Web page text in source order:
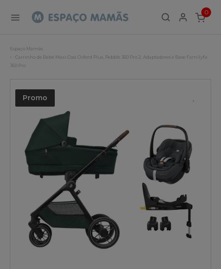
0
ITEMS
Espaço Mamãs
Carrinho de Bebé Maxi-Cosi Oxford Plus, Pebble 360 Pro 2, Adaptadores e Base Familyfix
360 Pro
Promo